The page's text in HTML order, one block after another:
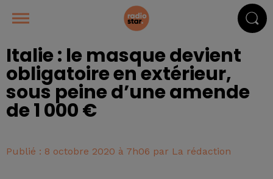
Italie : le masque devient
obligatoire en extérieur,
sous peine d’une amende
de 1 000 €
Publié : 8 octobre 2020 à 7h06 par La rédaction